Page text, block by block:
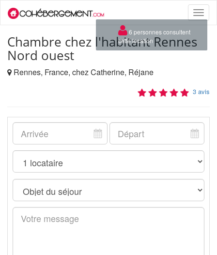
Toggle
Chambre chez l'habitant Rennes
Nord ouest
Rennes, France, chez Catherine, Réjane
3 avis
×
6 personnes consultent
cette location